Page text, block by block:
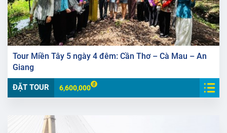
Tour Miền Tây 5 ngày 4 đêm: Cần Thơ – Cà Mau – An
Giang
ĐẶT TOUR 6,600,000